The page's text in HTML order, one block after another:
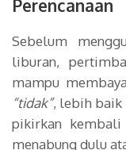
Perencanaan
Sebelum
liburan,
mampu
“tidak”, lebih baik
pikirkan
menabung dulu